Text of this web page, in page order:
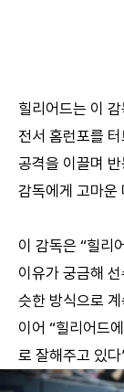
힐리어드는 이
전서 홈런포를
공격을 이끌며
감독에게 고마운
이 감독은 “힐리
이유가 궁금해
슷한 방식으로
이어 “힐리어드
로 잘해주고 있